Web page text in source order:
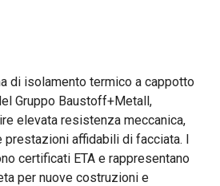
di isolamento termico a cappotto
Gruppo Baustoff+Metall,
elevata resistenza meccanica,
prestazioni affidabili di facciata. I
certificati ETA e rappresentano
per nuove costruzioni e